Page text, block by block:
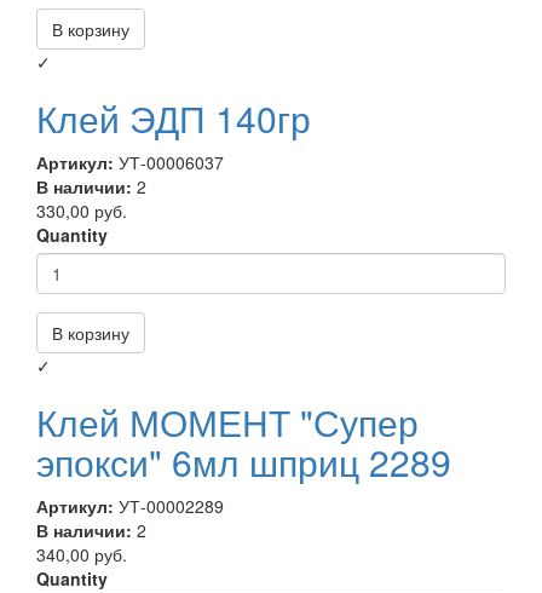
В корзину
✓
Клей ЭДП 140гр
Артикул: УТ-00006037
В наличии: 2
330,00 руб.
Quantity
В корзину
✓
Клей МОМЕНТ "Супер
эпокси" 6мл шприц 2289
Артикул: УТ-00002289
В наличии: 2
340,00 руб.
Quantity